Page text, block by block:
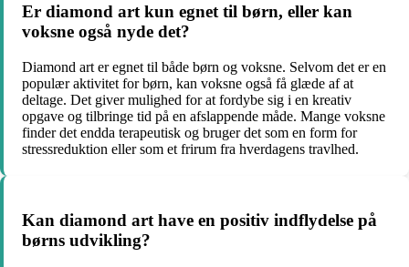
Er diamond art kun egnet til børn, eller kan
voksne også nyde det?
Diamond art er egnet til både børn og voksne. Selvom det er en
populær aktivitet for børn, kan voksne også få glæde af at
deltage. Det giver mulighed for at fordybe sig i en kreativ
opgave og tilbringe tid på en afslappende måde. Mange voksne
finder det endda terapeutisk og bruger det som en form for
stressreduktion eller som et frirum fra hverdagens travlhed.
Kan diamond art have en positiv indflydelse på
børns udvikling?